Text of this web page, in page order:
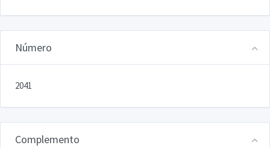
Número
2041
Complemento